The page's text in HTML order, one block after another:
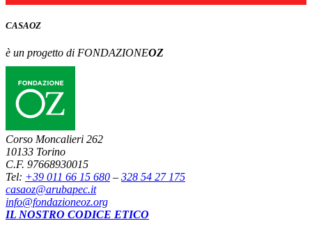
CASAOZ
è un progetto di FONDAZIONEOZ
Corso Moncalieri 262
10133 Torino
C.F. 97668930015
Tel: +39 011 66 15 680 – 328 54 27 175
casaoz@arubapec.it
info@fondazioneoz.org
IL NOSTRO CODICE ETICO